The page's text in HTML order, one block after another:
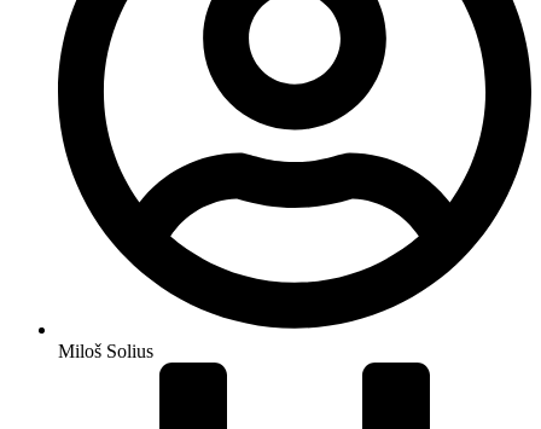
Miloš Solius